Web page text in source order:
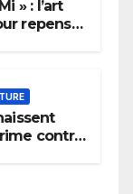
» : l’art
repenser
contre